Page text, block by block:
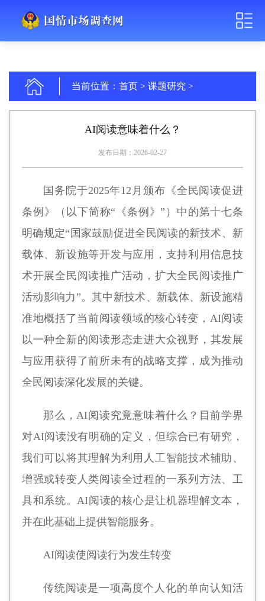
当前位置： 首页 > 课题研究 >
AI阅读意味着什么？
发布日期：2026-02-27
国务院于2025年12月颁布《全民阅读促进
条例》（以下简称“《条例》”）中的第十七条
明确规定“国家鼓励促进全民阅读的新技术、新
载体、新设施等开发与应用，支持利用信息技
术开展全民阅读推广活动，扩大全民阅读推广
活动影响力”。其中新技术、新载体、新设施精
准地概括了当前阅读领域的核心转变，AI阅读
以一种全新的阅读形态走进大众视野，其发展
与应用获得了前所未有的战略支撑，成为推动
全民阅读深化发展的关键。
那么，AI阅读究竟意味着什么？目前学界
对AI阅读没有明确的定义，但综合已有研究，
我们可以将其理解为利用人工智能技术辅助、
增强或转变人类阅读全过程的一系列方法、工
具和系统。AI阅读的核心是让机器理解文本，
并在此基础上提供智能服务。
AI阅读使阅读行为发生转变
传统阅读是一项高度个人化的单向认知活